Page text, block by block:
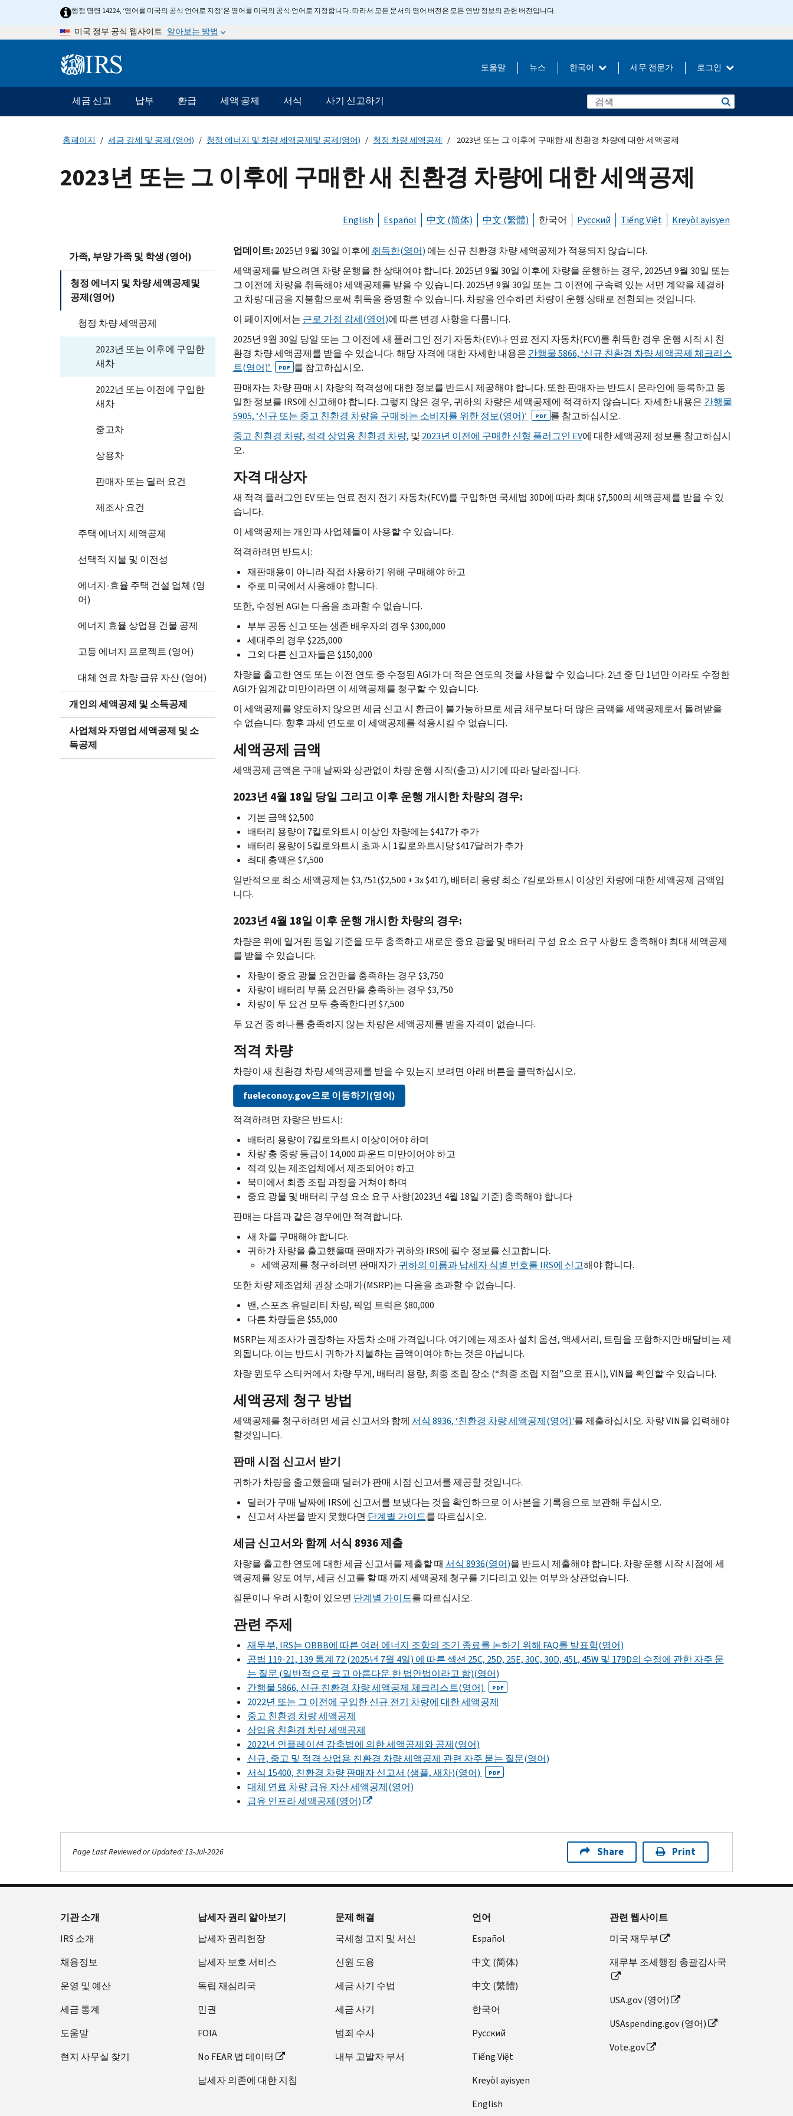
행정 명령 14224, ‘영어를 미국의 공식 언어로 지정’은 영어를 미국의 공식 언어로 지정합니다. 따라서 모든 문서의 영어 버전은 모든 연방 정보의 관헌 버전입니다.
미국 정부 공식 웹사이트 알아보는 방법
Information 도움말 뉴스 한국어 세무 전문가 로그인
메
인
네
게
이
세금 신고 납부 환급 세액 공제 서식 사기 신고하기
홈페이지 세금 감세 및 공제 (영어) 청정 에너지 및 차량 세액공제및 공제(영어) 청정 차량 세액공제 2023년 또는 그 이후에 구매한 새 친환경 차량에 대한 세액공제
2023년 또는 그 이후에 구매한 새 친환경 차량에 대한 세액공제
English Español 中文 (简体) 中文 (繁體) 한국어 Русский Tiếng Việt Kreyòl ayisyen
가족, 부양 가족 및 학생 (영어)
청정 에너지 및 차량 세액공제및
공제(영어)
청정 차량 세액공제
2023년 또는 이후에 구입한
새차
2022년 또는 이전에 구입한
새차
중고차
상용차
판매자 또는 딜러 요건
제조사 요건
주택 에너지 세액공제
선택적 지불 및 이전성
에너지-효율 주택 건설 업체 (영
어)
에너지 효율 상업용 건물 공제
고등 에너지 프로젝트 (영어)
대체 연료 차량 급유 자산 (영어)
개인의 세액공제 및 소득공제
사업체와 자영업 세액공제 및 소
득공제
업데이트:2025년 9월 30일 이후에 취득한(영어) 에는 신규 친환경 차량 세액공제가 적용되지 않습니다.
세액공제를 받으려면 차량 운행을 한 상태여야 합니다. 2025년 9월 30일 이후에 차량을 운행하는 경우, 2025년 9월 30일 또는
그 이전에 차량을 취득해야 세액공제를 받을 수 있습니다. 2025년 9월 30일 또는 그 이전에 구속력 있는 서면 계약을 체결하
고 차량 대금을 지불함으로써 취득을 증명할 수 있습니다. 차량을 인수하면 차량이 운행 상태로 전환되는 것입니다.
이 페이지에서는 근로 가정 감세(영어)에 따른 변경 사항을 다룹니다.
2025년 9월 30일 당일 또는 그 이전에 새 플러그인 전기 자동차(EV)나 연료 전지 자동차(FCV)를 취득한 경우 운행 시작 시 친
환경 차량 세액공제를 받을 수 있습니다. 해당 자격에 대한 자세한 내용은 간행물 5866, ‘신규 친환경 차량 세액공제 체크리스
트(영어)’
PDF 를 참고하십시오.
판매자는 차량 판매 시 차량의 적격성에 대한 정보를 반드시 제공해야 합니다. 또한 판매자는 반드시 온라인에 등록하고 동
일한 정보를 IRS에 신고해야 합니다. 그렇지 않은 경우, 귀하의 차량은 세액공제에 적격하지 않습니다. 자세한 내용은 간행물
5905, ‘신규 또는 중고 친환경 차량을 구매하는 소비자를 위한 정보(영어)’
PDF 를 참고하십시오.
중고 친환경 차량, 적격 상업용 친환경 차량, 및 2023년 이전에 구매한 신형 플러그인 EV에 대한 세액공제 정보를 참고하십시
오.
자격 대상자
새 적격 플러그인 EV또는 연료 전지 전기 자동차(FCV)를 구입하면 국세법 30D에 따라 최대 $7,500의 세액공제를 받을 수 있
습니다.
이 세액공제는 개인과 사업체들이 사용할 수 있습니다.
적격하려면 반드시:
재판매용이 아니라 직접 사용하기 위해 구매해야 하고
주로 미국에서 사용해야 합니다.
또한, 수정된 AGI는 다음을 초과할 수 없습니다.
부부 공동 신고 또는 생존 배우자의 경우 $300,000
세대주의 경우 $225,000
그외 다른 신고자들은 $150,000
차량을 출고한 연도 또는 이전 연도 중 수정된 AGI가 더 적은 연도의 것을 사용할 수 있습니다. 2년 중 단 1년만 이라도 수정한
AGI가 임계값 미만이라면 이 세액공제를 청구할 수 있습니다.
이 세액공제를 양도하지 않으면 세금 신고 시 환급이 불가능하므로 세금 채무보다 더 많은 금액을 세액공제로서 돌려받을
수 없습니다. 향후 과세 연도로 이 세액공제를 적용시킬 수 없습니다.
세액공제 금액
세액공제 금액은 구매 날짜와 상관없이 차량 운행 시작(출고) 시기에 따라 달라집니다.
2023년 4월 18일 당일 그리고 이후 운행 개시한 차량의 경우:
기본 금액 $2,500
배터리 용량이 7킬로와트시 이상인 차량에는 $417가 추가
배터리 용량이 5킬로와트시 초과 시 1킬로와트시당 $417달러가 추가
최대 총액은 $7,500
일반적으로 최소 세액공제는 $3,751($2,500 + 3x$417), 배터리 용량 최소 7킬로와트시 이상인 차량에 대한 세액공제 금액입
니다.
2023년 4월 18일 이후 운행 개시한 차량의 경우:
차량은 위에 열거된 동일 기준을 모두 충족하고 새로운 중요 광물 및 배터리 구성 요소 요구 사항도 충족해야 최대 세액공제
를 받을 수 있습니다.
차량이 중요 광물 요건만을 충족하는 경우 $3,750
차량이 배터리 부품 요건만을 충족하는 경우 $3,750
차량이 두 요건 모두 충족한다면 $7,500
두 요건 중 하나를 충족하지 않는 차량은 세액공제를 받을 자격이 없습니다.
적격 차량
차량이 새 친환경 차량 세액공제를 받을 수 있는지 보려면 아래 버튼을 클릭하십시오.
fueleconoy.gov으로 이동하기(영어)
적격하려면 차량은 반드시:
배터리 용량이 7킬로와트시 이상이어야 하며
차량 총 중량 등급이 14,000 파운드 미만이어야 하고
적격 있는 제조업체에서 제조되어야 하고
북미에서 최종 조립 과정을 거쳐야 하며
중요 광물 및 배터리 구성 요소 요구 사항(2023년 4월 18일 기준) 충족해야 합니다
판매는 다음과 같은 경우에만 적격합니다.
새 차를 구매해야 합니다.
귀하가 차량을 출고했을때 판매자가 귀하와IRS에 필수 정보를 신고합니다.
세액공제를 청구하려면 판매자가귀하의 이름과 납세자 식별 번호를 IRS에 신고해야 합니다.
또한 차량 제조업체 권장 소매가(MSRP)는 다음을 초과할 수 없습니다.
밴, 스포츠 유틸리티 차량, 픽업 트럭은 $80,000
다른 차량들은 $55,000
MSRP는 제조사가 권장하는 자동차 소매 가격입니다. 여기에는 제조사 설치 옵션, 액세서리, 트림을 포함하지만 배달비는 제
외됩니다. 이는 반드시 귀하가 지불하는 금액이여야 하는 것은 아닙니다.
차량 윈도우 스티커에서 차량 무게, 배터리 용량, 최종 조립 장소 (“최종 조립 지점”으로 표시),VIN을 확인할 수 있습니다.
세액공제 청구 방법
세액공제를 청구하려면 세금 신고서와 함께 서식 8936, ‘친환경 차량 세액공제(영어)'를 제출하십시오. 차량VIN을 입력해야
할것입니다.
판매 시점 신고서 받기
귀하가 차량을 출고했을때 딜러가 판매 시점 신고서를 제공할 것입니다.
딜러가 구매 날짜에 IRS에 신고서를 보냈다는 것을 확인하므로 이 사본을 기록용으로 보관해 두십시오.
신고서 사본을 받지 못했다면 단계별 가이드를 따르십시오.
세금 신고서와 함께 서식 8936 제출
차량을 출고한 연도에 대한 세금 신고서를 제출할 때 서식 8936(영어)을 반드시 제출해야 합니다. 차량 운행 시작 시점에 세
액공제를 양도 여부, 세금 신고를 할 때 까지 세액공제 청구를 기다리고 있는 여부와 상관없습니다.
질문이나 우려 사항이 있으면 단계별 가이드를 따르십시오.
관련 주제
재무부, IRS는OBBB에 따른 여러 에너지 조항의 조기 종료를 논하기 위해 FAQ를 발표함(영어)
공법 119-21, 139 통계 72 (2025년 7월 4일) 에 따른 섹션 25C, 25D, 25E,30C,30D, 45L, 45W및 179D의 수정에 관한 자주 묻
는 질문 (일반적으로 크고 아름다운 한 법안법이라고 함)(영어)
간행물 5866, 신규 친환경 차량 세액공제 체크리스트(영어)
PDF
2022년 또는 그 이전에 구입한 신규 전기 차량에 대한 세액공제
중고 친환경 차량 세액공제
상업용 친환경 차량 세액공제
2022년 인플레이션 감축법에 의한 세액공제와 공제(영어)
신규, 중고 및 적격 상업용 친환경 차량 세액공제 관련 자주 묻는 질문(영어)
서식 15400, 친환경 차량 판매자 신고서 (샘플, 새차)(영어)
PDF
대체 연료 차량 급유 자산 세액공제(영어)
급유 인프라 세액공제(영어)
Page Last Reviewed or Updated: 13-Jul-2026 Share Print
기관 소개
IRS 소개
채용정보
운영 및 예산
세금 통계
도움말
현지 사무실 찾기
납세자 권리 알아보기
납세자 권리헌장
납세자 보호 서비스
독립 재심리국
민권
FOIA
No FEAR 법 데이터
납세자 의존에 대한 지침
문제 해결
국세청 고지 및 서신
신원 도용
세금 사기 수법
세금 사기
범죄 수사
내부 고발자 부서
언어
Español
中文 (简体)
中文 (繁體)
한국어
Pусский
Tiếng Việt
Kreyòl ayisyen
English
관련 웹사이트
미국 재무부
재무부 조세행정 총괄감사국
USA.gov (영어)
USAspending.gov (영어)
Vote.gov